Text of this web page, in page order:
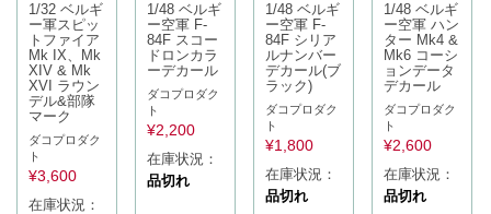
1/32 ベルギ
ー軍スピッ
トファイア
Mk IX、Mk
XIV & Mk
XVI ラウン
デル&部隊
マーク
ダコプロダク
ト
¥3,600
在庫状況：
1/48 ベルギ
ー空軍 F-
84F スコー
ドロンカラ
ーデカール
ダコプロダク
ト
¥2,200
在庫状況：
品切れ
1/48 ベルギ
ー空軍 F-
84F シリア
ルナンバー
デカール(ブ
ラック)
ダコプロダク
ト
¥1,800
在庫状況：
品切れ
1/48 ベルギ
ー空軍 ハン
ター Mk4 &
Mk6 コーシ
ョンデータ
デカール
ダコプロダク
ト
¥2,600
在庫状況：
品切れ